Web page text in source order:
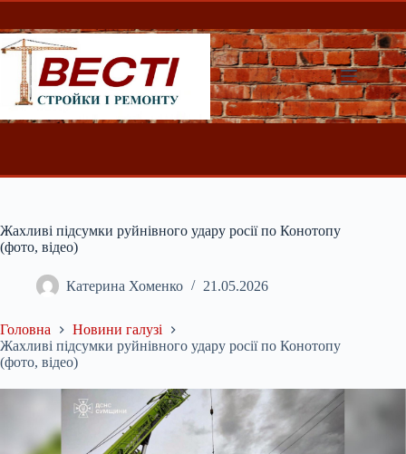
Перейти
вмісту
Жахливі підсумки руйнівного удару росії по Конотопу
(фото, відео)
Катерина Хоменко 21.05.2026
Головна
Новини галузі
Жахливі підсумки руйнівного удару росії по Конотопу
(фото, відео)